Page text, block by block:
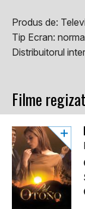
Produs de:
Tip Ecran:
Distribuitorul
Filme